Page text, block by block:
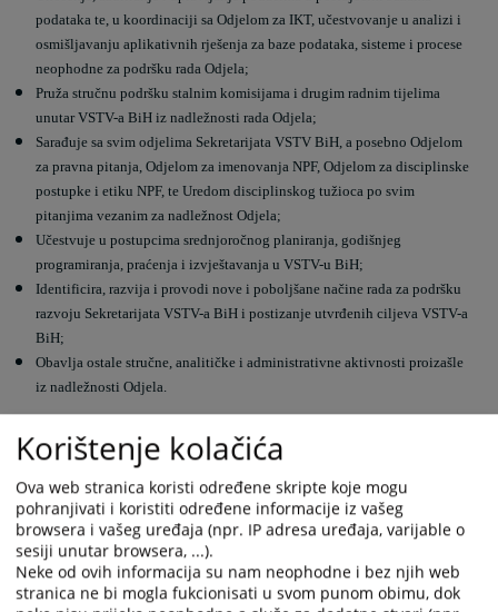
podataka te, u koordinaciji sa Odjelom za IKT, učestvovanje u analizi i
osmišljavanju aplikativnih rješenja za baze podataka, sisteme i procese
neophodne za podršku rada Odjela;
Pruža stručnu podršku stalnim komisijama i drugim radnim tijelima
unutar VSTV-a BiH iz nadležnosti rada Odjela;
Sarađuje sa svim odjelima Sekretarijata VSTV BiH, a posebno Odjelom
za pravna pitanja, Odjelom za imenovanja NPF, Odjelom za disciplinske
postupke i etiku NPF, te Uredom disciplinskog tužioca po svim
pitanjima vezanim za nadležnost Odjela;
Učestvuje u postupcima srednjoročnog planiranja, godišnjeg
programiranja, praćenja i izvještavanja u VSTV-u BiH;
Identificira, razvija i provodi nove i poboljšane načine rada za podršku
razvoju Sekretarijata VSTV-a BiH i postizanje utvrđenih ciljeva VSTV-a
BiH;
Obavlja ostale stručne, analitičke i administrativne aktivnosti proizašle
iz nadležnosti Odjela.
2743PREGLEDA
Prateći dokumenti
Korištenje kolačića
Ova web stranica koristi određene skripte koje mogu
pohranjivati i koristiti određene informacije iz vašeg
browsera i vašeg uređaja (npr. IP adresa uređaja, varijable o
sesiji unutar browsera, ...).
Neke od ovih informacija su nam neophodne i bez njih web
stranica ne bi mogla fukcionisati u svom punom obimu, dok